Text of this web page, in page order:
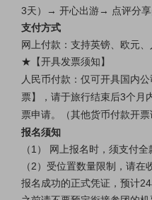
3天）→ 开心出游→ 点评分享
支付方式
网上付款：支持英镑、欧元、
★【开具发票须知】
人民币付款：仅可开具国内
票】，请于旅行结束后3个月
票申请。（其他货币付款开票
报名须知
（1） 网上报名时，须支付全
（2）受位置数量限制，请
报名成功的正式凭证，预计